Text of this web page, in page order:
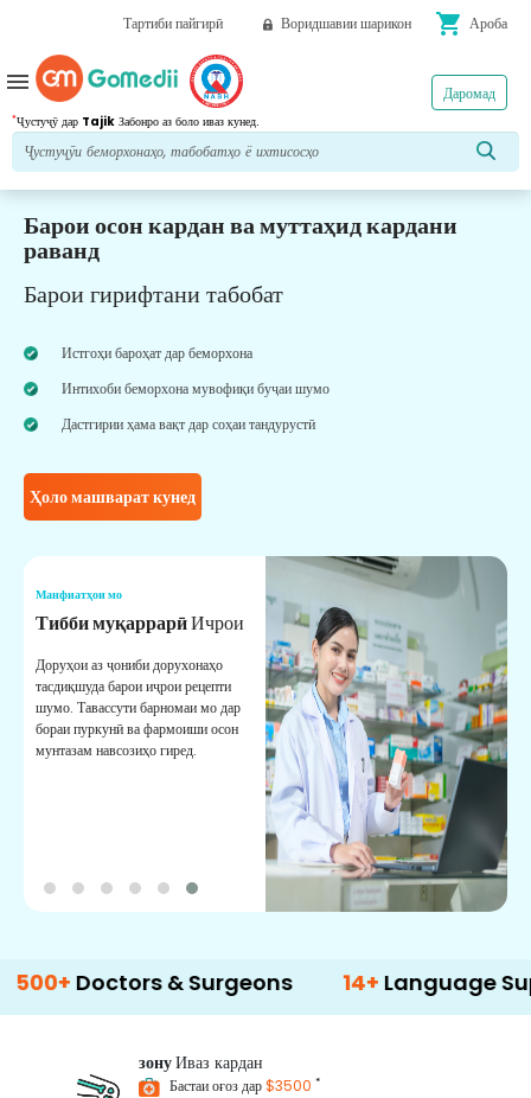
Тартиби пайгирӣ Воридшавии шарикон shopping_cart Ароба
*Ҷустуҷӯ дар Tajik Забонро аз боло иваз кунед.
Даромад
menu
Барои осон кардан ва муттаҳид кардани
раванд
Барои гирифтани табобат
Истгоҳи бароҳат дар беморхона
Интихоби беморхона мувофиқи буҷаи шумо
Дастгирии ҳама вақт дар соҳаи тандурустӣ
Ҳоло машварат кунед
Манфиатҳои мо
Тибби муқаррарӣИчрои
Доруҳои аз ҷониби дорухонаҳо
тасдиқшуда барои иҷрои рецепти
шумо. Тавассути барномаи мо дар
бораи пуркунӣ ва фармоиши осон
мунтазам навсозиҳо гиред.
Doctors & Surgeons 14+ Language Support
зонуИваз кардан
Бастаи оғоз дар$3500 *